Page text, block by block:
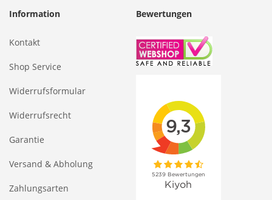
Information
Kontakt
Shop Service
Widerrufsformular
Widerrufsrecht
Garantie
Versand & Abholung
Zahlungsarten
Bewertungen